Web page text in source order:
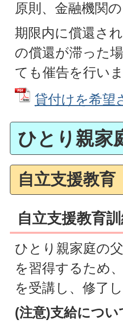
原則、金融機関
期限内に償還さ
の償還が滞った
ても催告を行いま
貸付けを希望
ひとり親家
自立支援教育
自立支援教育
ひとり親家庭の
を習得するため
を受講し、修了
(注意)支給につ